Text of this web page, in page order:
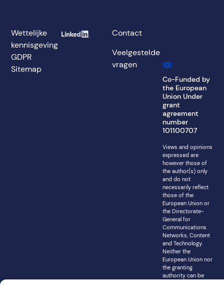
Contact
Veelgestelde
vragen
Wettelijke
kennisgeving
GDPR
Sitemap
Co-Funded by
the European
Union Under
grant
agreement
number
101100707
Views and opinions
expressed are
however those of
the author(s) only
and do not
necessarily reflect
those of the
European Union or
the Directorate-
General for
Communications
Networks, Content
and Technology.
Neither the
European Union nor
the granting
authority can be